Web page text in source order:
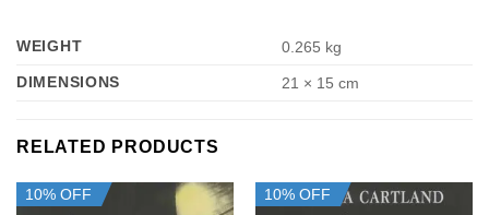
WEIGHT
0.265 kg
DIMENSIONS
21 × 15 cm
RELATED PRODUCTS
10% OFF 10% OFF